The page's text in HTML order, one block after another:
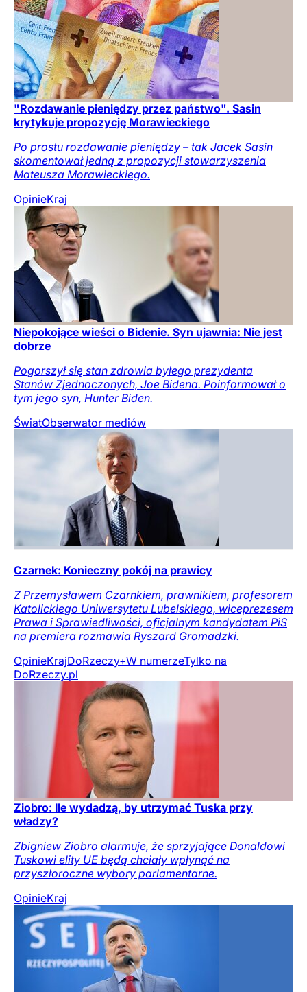
"Rozdawanie pieniędzy przez państwo". Sasin
krytykuje propozycję Morawieckiego
Po prostu rozdawanie pieniędzy – tak Jacek Sasin
skomentował jedną z propozycji stowarzyszenia
Mateusza Morawieckiego.
OpinieKraj
Niepokojące wieści o Bidenie. Syn ujawnia: Nie jest
dobrze
Pogorszył się stan zdrowia byłego prezydenta
Stanów Zjednoczonych, Joe Bidena. Poinformował o
tym jego syn, Hunter Biden.
ŚwiatObserwator mediów
Czarnek: Konieczny pokój na prawicy
Z Przemysławem Czarnkiem, prawnikiem, profesorem
Katolickiego Uniwersytetu Lubelskiego, wiceprezesem
Prawa i Sprawiedliwości, oficjalnym kandydatem PiS
na premiera rozmawia Ryszard Gromadzki.
OpinieKrajDoRzeczy+W numerzeTylko na
DoRzeczy.pl
Ziobro: Ile wydadzą, by utrzymać Tuska przy
władzy?
Zbigniew Ziobro alarmuje, że sprzyjające Donaldowi
Tuskowi elity UE będą chciały wpłynąć na
przyszłoroczne wybory parlamentarne.
OpinieKraj